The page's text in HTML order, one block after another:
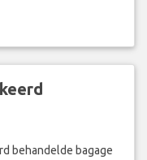
behandelde bagage